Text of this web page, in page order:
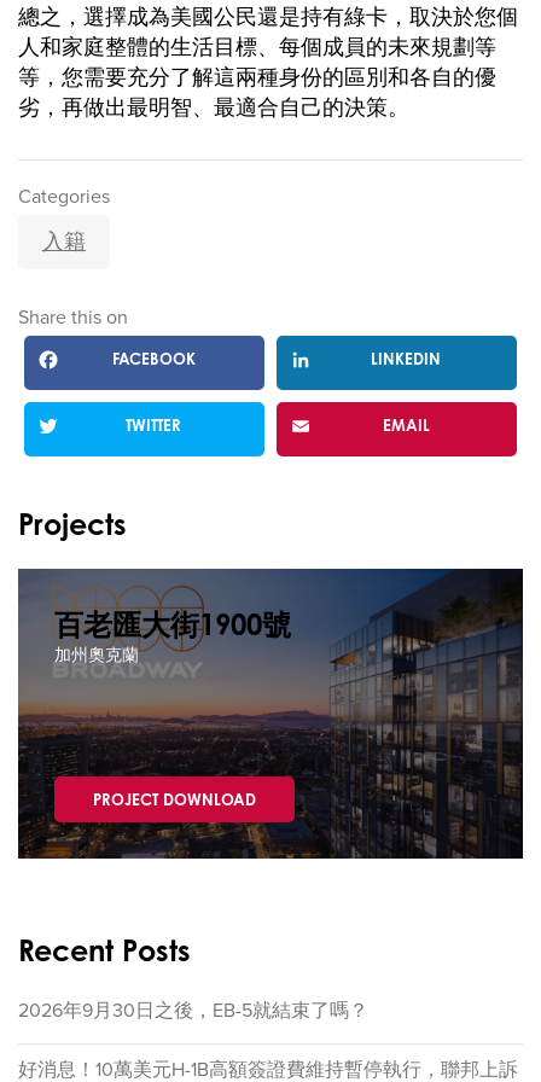
總之，選擇成為美國公民還是持有綠卡，取決於您個
人和家庭整體的生活目標、每個成員的未來規劃等
等，您需要充分了解這兩種身份的區別和各自的優
劣，再做出最明智、最適合自己的決策。
Categories
入籍
Share this on
FACEBOOK LINKEDIN
TWITTER EMAIL
Projects
百老匯大街1900號
加州奧克蘭
PROJECT DOWNLOAD
Recent Posts
2026年9月30日之後，EB-5就結束了嗎？
好消息！10萬美元H-1B高額簽證費維持暫停執行，聯邦上訴